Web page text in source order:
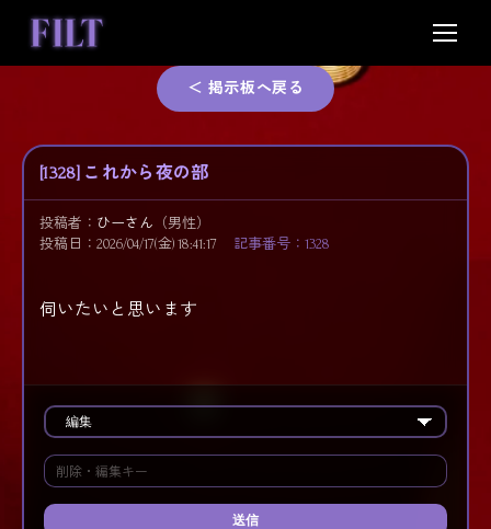
content
＜ 掲示板へ戻る
[1328] これから夜の部
投稿者： ひーさん （男性）
投稿日：2026/04/17(金) 18:41:17
記事番号：1328
伺いたいと思います
送信